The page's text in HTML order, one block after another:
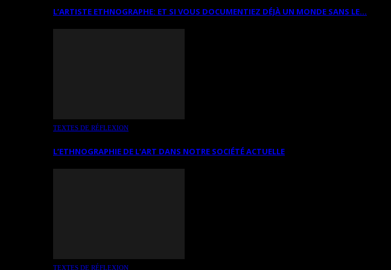
L’ARTISTE ETHNOGRAPHE: ET SI VOUS DOCUMENTIEZ DÉJÀ UN MONDE SANS LE…
TEXTES DE RÉFLEXION
L’ETHNOGRAPHIE DE L’ART DANS NOTRE SOCIÉTÉ ACTUELLE
TEXTES DE RÉFLEXION